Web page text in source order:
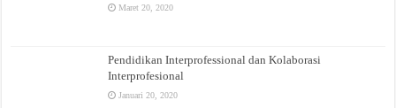
Maret 20, 2020
Pendidikan Interprofessional dan Kolaborasi
Interprofesional
Januari 20, 2020